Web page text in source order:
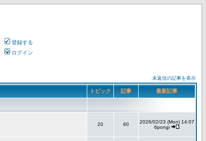
登録する
ログイン
未返信の記事を表示
トピック 記事 最新記事
20 60
2026/02/23 (Mon) 14:07
6pongi